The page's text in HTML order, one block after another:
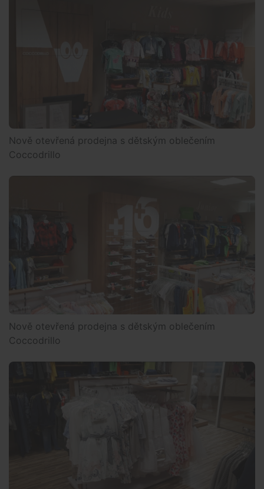
Nově otevřená prodejna s dětským oblečením
Coccodrillo
Nově otevřená prodejna s dětským oblečením
Coccodrillo